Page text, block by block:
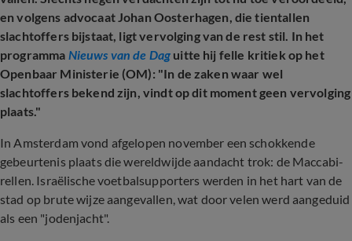
en volgens advocaat Johan Oosterhagen, die tientallen
slachtoffers bijstaat, ligt vervolging van de rest stil. In het
programma Nieuws van de Dag uitte hij felle kritiek op het
Openbaar Ministerie (OM): "In de zaken waar wel
slachtoffers bekend zijn, vindt op dit moment geen vervolging
plaats."
In Amsterdam vond afgelopen november een schokkende
gebeurtenis plaats die wereldwijde aandacht trok: de Maccabi-
rellen. Israëlische voetbalsupporters werden in het hart van de
stad op brute wijze aangevallen, wat door velen werd aangeduid
als een "jodenjacht".